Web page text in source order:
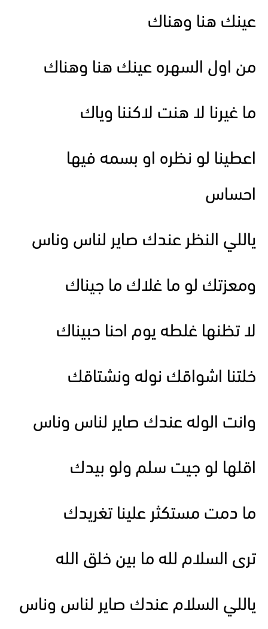
عينك هنا وهناك
من اول السهره عينك هنا وهناك
ما غيرنا لا هنت لاكننا وياك
اعطينا لو نظره او بسمه فيها
احساس
ياللي النظر عندك صاير لناس وناس
ومعزتك لو ما غلاك ما جيناك
لا تظنها غلطه يوم احنا حبيناك
خلتنا اشواقك نوله ونشتاقك
وانت الوله عندك صاير لناس وناس
اقلها لو جيت سلم ولو بيدك
ما دمت مستكثر علينا تغريدك
ترى السلام لله ما بين خلق الله
ياللي السلام عندك صاير لناس وناس